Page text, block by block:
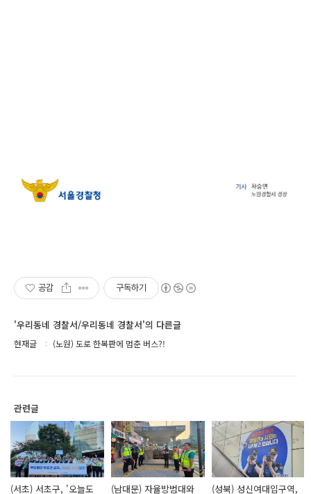
공감 구독하기
'우리동네 경찰서/우리동네 경찰서'의 다른글
현재글 (노원) 도로 한복판에 멈춘 버스?!
관련글
(서초) 서초구, '오늘도 (남대문) 자율방범대와 (성북) 성신여대입구역,